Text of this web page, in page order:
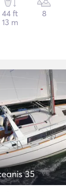
44 ft
13 m
8
35